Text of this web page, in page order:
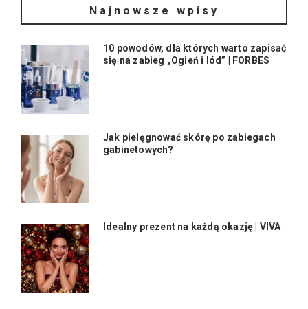
Najnowsze wpisy
10 powodów, dla których warto zapisać
się na zabieg „Ogień i lód” | FORBES
Jak pielęgnować skórę po zabiegach
gabinetowych?
Idealny prezent na każdą okazję | VIVA